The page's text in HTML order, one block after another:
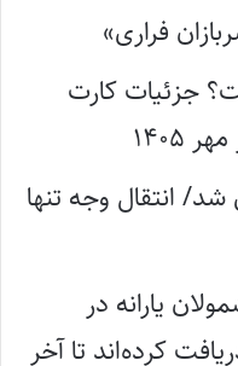
فراری»
جزئیات کارت
شد/ انتقال وجه تنها
یارانه در
کرده‌اند تا آخر